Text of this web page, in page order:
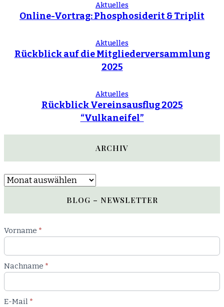
Aktuelles
Online-Vortrag: Phosphosiderit & Triplit
Aktuelles
Rückblick auf die Mitgliederversammlung
2025
Aktuelles
Rückblick Vereinsausflug 2025
“Vulkaneifel”
ARCHIV
Archiv
BLOG – NEWSLETTER
Newsletter
Blog
Vorname *
Nachname *
E-Mail *